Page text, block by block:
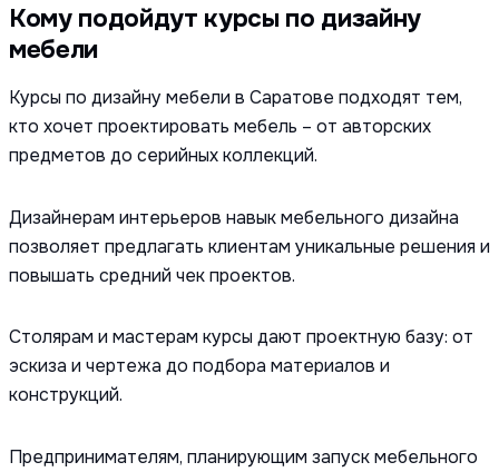
Кому подойдут курсы по дизайну
мебели
Курсы по дизайну мебели в Саратове подходят тем,
кто хочет проектировать мебель – от авторских
предметов до серийных коллекций.
Дизайнерам интерьеров навык мебельного дизайна
позволяет предлагать клиентам уникальные решения и
повышать средний чек проектов.
Столярам и мастерам курсы дают проектную базу: от
эскиза и чертежа до подбора материалов и
конструкций.
Предпринимателям, планирующим запуск мебельного